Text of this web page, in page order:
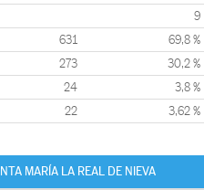
9
631 69,8 %
273 30,2 %
24 3,8 %
22 3,62 %
MARÍA LA REAL DE NIEVA